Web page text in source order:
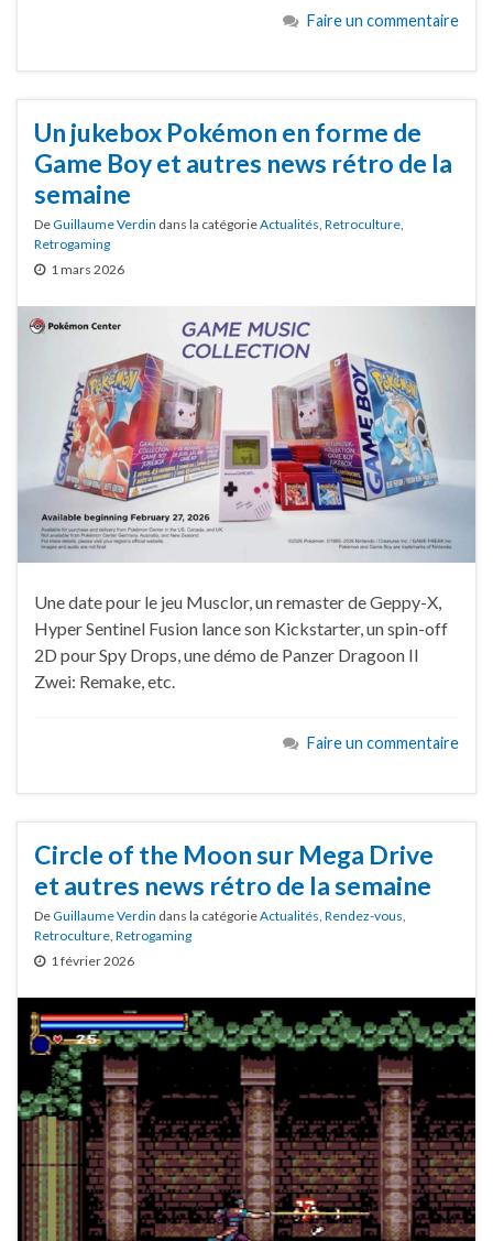
Faire un commentaire
Un jukebox Pokémon en forme de
Game Boy et autres news rétro de la
semaine
DeGuillaume Verdin dans la catégorieActualités Retroculture
Retrogaming
1 mars 2026
Une date pour le jeu Musclor, un remaster de Geppy-X,
Hyper Sentinel Fusion lance son Kickstarter, un spin-off
2D pour Spy Drops, une démo de Panzer Dragoon II
Zwei: Remake, etc.
Faire un commentaire
Circle of the Moon sur Mega Drive
et autres news rétro de la semaine
DeGuillaume Verdin dans la catégorieActualités Rendez-vous
Retroculture Retrogaming
1 février 2026